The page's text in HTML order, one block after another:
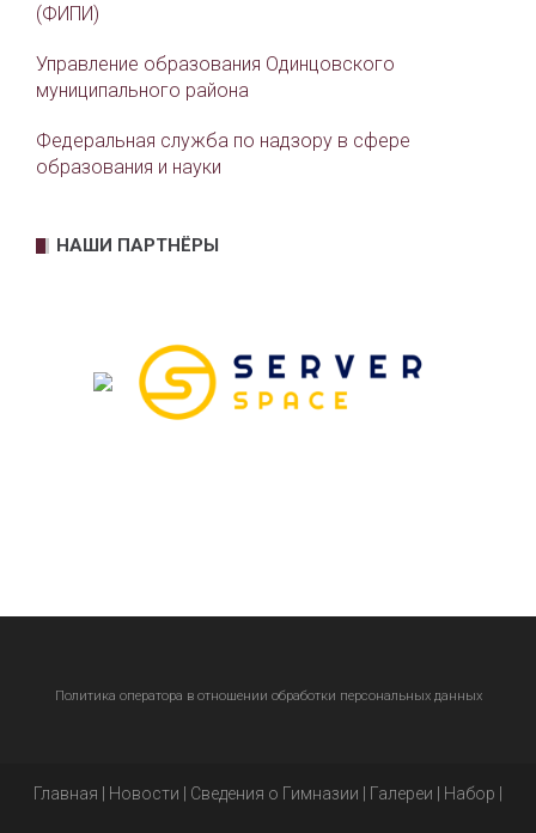
(ФИПИ)
Управление образования Одинцовского
муниципального района
Федеральная служба по надзору в сфере
образования и науки
НАШИ ПАРТНЁРЫ
Политика оператора в отношении обработки персональных данных
Главная Новости Сведения о Гимназии Галереи Набор